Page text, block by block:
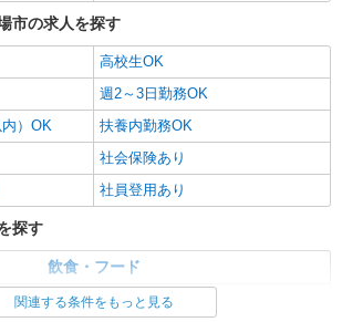
市の求人を探す
高校生OK
週2～3日勤務OK
）OK
扶養内勤務OK
社会保険あり
社員登用あり
探す
飲食・フード
理師
関連する条件をもっと見る